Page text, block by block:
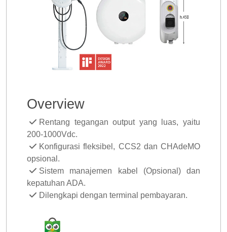
Overview
Rentang tegangan output yang luas, yaitu
200-1000Vdc.
Konfigurasi fleksibel, CCS2 dan CHAdeMO
opsional.
Sistem manajemen kabel (Opsional) dan
kepatuhan ADA.
Dilengkapi dengan terminal pembayaran.